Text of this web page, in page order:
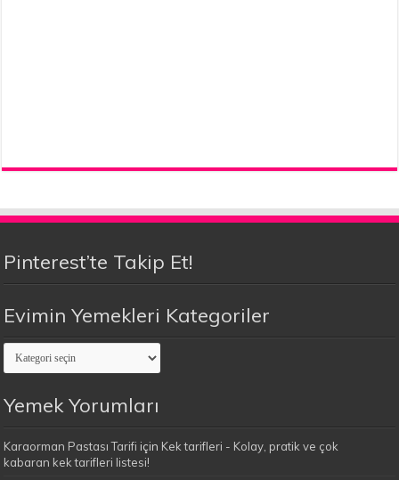
Pinterest’te Takip Et!
Evimin Yemekleri Kategoriler
Evimin
Yemekleri
Kategoriler
Yemek Yorumları
Karaorman Pastası Tarifi için Kek tarifleri - Kolay, pratik ve çok
kabaran kek tarifleri listesi!